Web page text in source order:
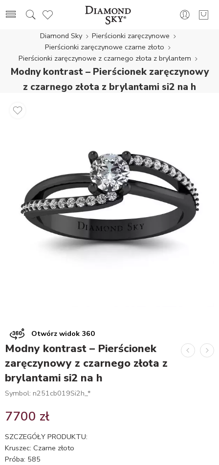
Diamond Sky
Pierścionki zaręczynowe
Pierścionki zaręczynowe czarne złoto
Pierścionki zaręczynowe z czarnego złota z brylantem
Modny kontrast – Pierścionek zaręczynowy
z czarnego złota z brylantami si2 na h
Otwórz widok 360
Modny kontrast – Pierścionek
zaręczynowy z czarnego złota z
brylantami si2 na h
Symbol: n251cb019Si2h_*
7700 zł
SZCZEGÓŁY PRODUKTU:
Kruszec: Czarne złoto
Próba: 585